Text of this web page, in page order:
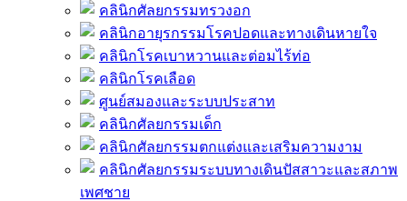
คลินิกศัลยกรรมทรวงอก
คลินิกอายุรกรรมโรคปอดและทางเดินหายใจ
คลินิกโรคเบาหวานและต่อมไร้ท่อ
คลินิกโรคเลือด
ศูนย์สมองและระบบประสาท
คลินิกศัลยกรรมเด็ก
คลินิกศัลยกรรมตกแต่งและเสริมความงาม
คลินิกศัลยกรรมระบบทางเดินปัสสาวะและสภาพ
เพศชาย